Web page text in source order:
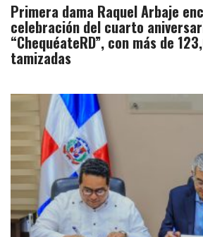
Primera dama Raquel Arbaje
celebración del cuarto
“ChequéateRD”, con más de
tamizadas